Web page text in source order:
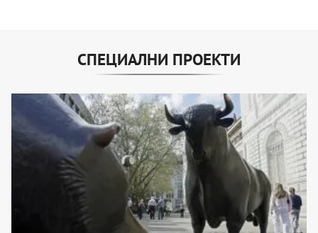
СПЕЦИАЛНИ ПРОЕКТИ